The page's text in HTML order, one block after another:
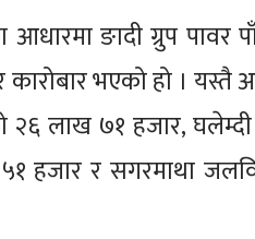
ङादी ग्रुप पावर
भएको हो । यस्तै
२६ लाख ७१ हजार,
हजार र सगरमाथा